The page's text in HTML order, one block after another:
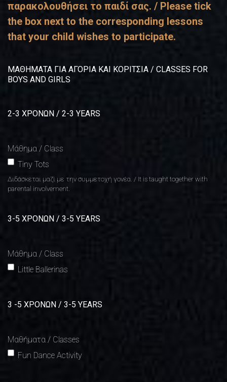
παρακολουθήσει το παιδί σας. / Please tick
the box next to the corresponding lessons
that your child wishes to participate.
ΜΑΘΗΜΑΤΑ ΓΙΑ ΑΓΟΡΙΑ ΚΑΙ ΚΟΡΙΤΣΙΑ / CLASSES FOR
BOYS AND GIRLS
2-3 ΧΡΟΝΩΝ / 2-3 YEARS
Μάθημα / Class
Tiny Tots
Διδάσκεται μαζί με την συμμετοχή γονέα. / It is taught together with
parental involvement.
3-5 ΧΡΟΝΩΝ / 3-5 YEARS
Μάθημα / Class
Little Ballerinas
3 -5 ΧΡΟΝΩΝ / 3-5 YEARS
Μαθήματα / Classes
Fun Dance Activity